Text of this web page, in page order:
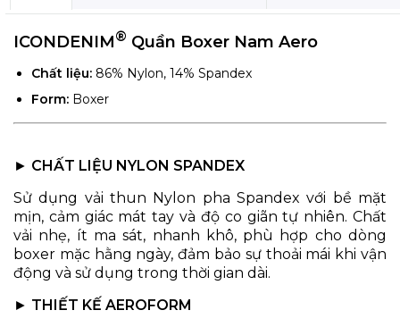
ICONDENIM® Quần Boxer Nam Aero
Chất liệu: 86% Nylon, 14% Spandex
Form: Boxer
► CHẤT LIỆU NYLON SPANDEX
Sử dụng vải thun Nylon pha Spandex với bề mặt
mịn, cảm giác mát tay và độ co giãn tự nhiên. Chất
vải nhẹ, ít ma sát, nhanh khô, phù hợp cho dòng
boxer mặc hằng ngày, đảm bảo sự thoải mái khi vận
động và sử dụng trong thời gian dài.
► THIẾT KẾ AEROFORM